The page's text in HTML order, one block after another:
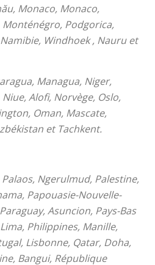
Monaco, Monaco,
Podgorica,
Windhoek , Nauru et
Managua, Niger,
Alofi, Norvège, Oslo,
Oman, Mascate,
et Tachkent.
Ngerulmud, Palestine,
Papouasie-Nouvelle-
Asuncion, Pays-Bas
Philippines, Manille,
Lisbonne, Qatar, Doha,
Bangui, République